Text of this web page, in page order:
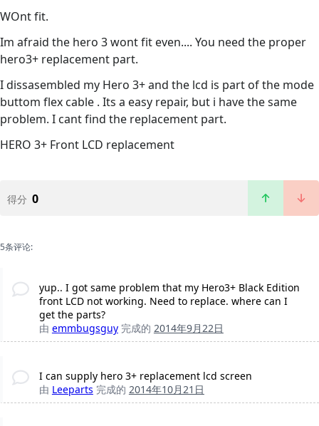
WOnt fit.
Im afraid the hero 3 wont fit even.... You need the proper
hero3+ replacement part.
I dissasembled my Hero 3+ and the lcd is part of the mode
buttom flex cable . Its a easy repair, but i have the same
problem. I cant find the replacement part.
HERO 3+ Front LCD replacement
得分 0
5条评论:
yup.. I got same problem that my Hero3+ Black Edition
front LCD not working. Need to replace. where can I
get the parts?
由 emmbugsguy 完成的 2014年9月22日
I can supply hero 3+ replacement lcd screen
由 Leeparts 完成的 2014年10月21日